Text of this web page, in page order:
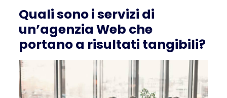
Quali sono i servizi di
un’agenzia Web che
portano a risultati tangibili?